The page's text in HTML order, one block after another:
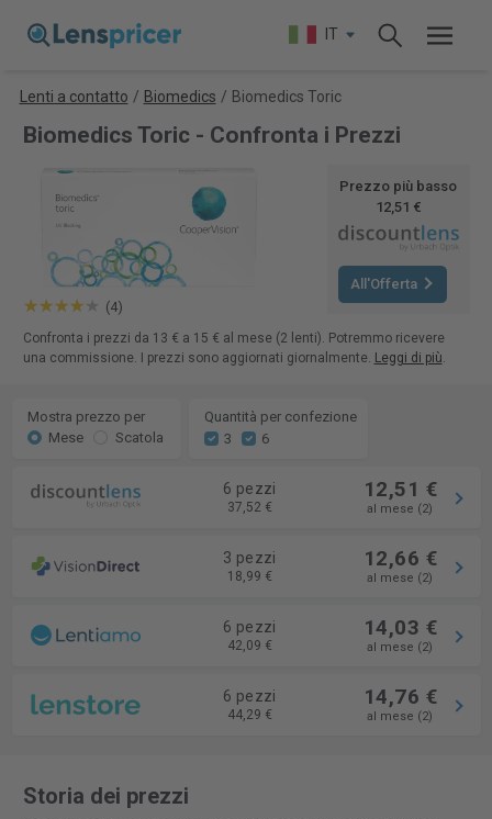
IT
Lenti a contatto / Biomedics / Biomedics Toric
Biomedics Toric - Confronta i Prezzi
(4)
Prezzo più basso
12,51 €
All'Offerta
Confronta i prezzi da 13 € a 15 € al mese (2 lenti). Potremmo ricevere
una commissione. I prezzi sono aggiornati giornalmente. Leggi di più.
Mostra prezzo per
Mese
Scatola
Quantità per confezione
3
6
6 pezzi
37,52 €
12,51 €
al mese (2)
3 pezzi
18,99 €
12,66 €
al mese (2)
6 pezzi
42,09 €
14,03 €
al mese (2)
6 pezzi
44,29 €
14,76 €
al mese (2)
Storia dei prezzi